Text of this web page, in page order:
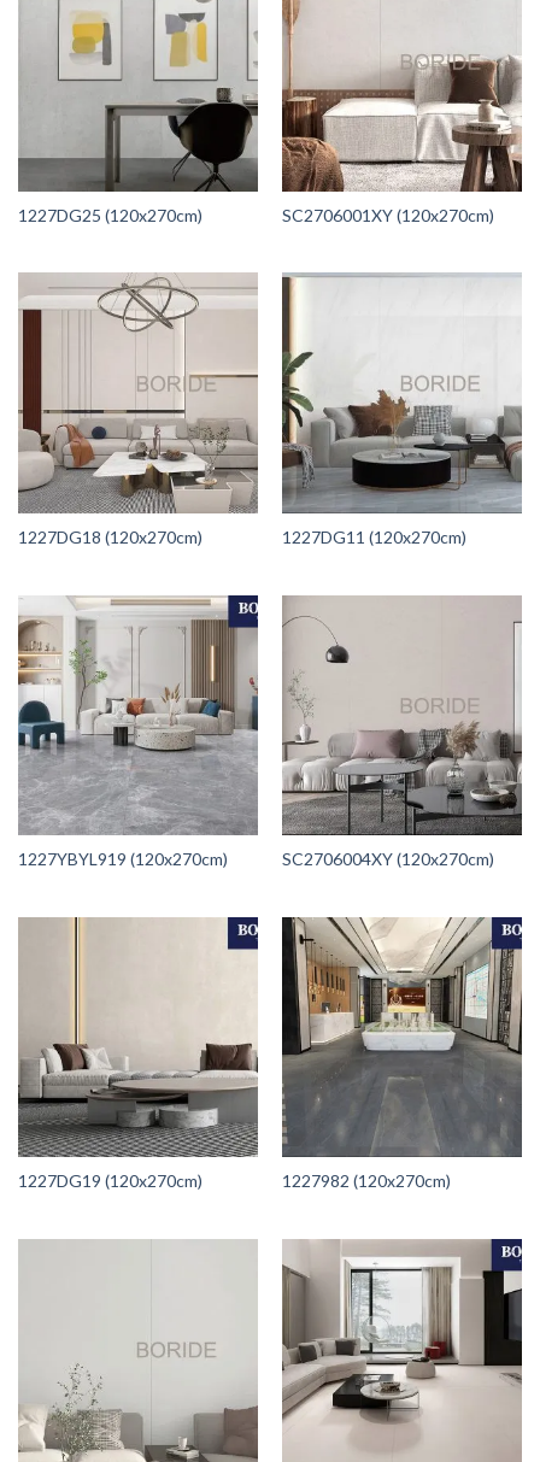
1227DG25 (120x270cm) SC2706001XY (120x270cm)
1227DG18 (120x270cm) 1227DG11 (120x270cm)
1227YBYL919 (120x270cm) SC2706004XY (120x270cm)
1227DG19 (120x270cm) 1227982 (120x270cm)